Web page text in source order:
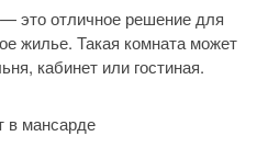
это отличное решение для
жилье. Такая комната может
кабинет или гостиная.